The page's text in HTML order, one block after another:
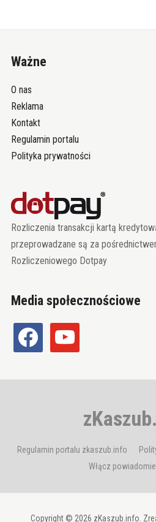
Ważne
O nas
Reklama
Kontakt
Regulamin portalu
Polityka prywatności
Rozliczenia transakcji kartą
przeprowadzane są za
Rozliczeniowego Dotpay
Media społecznościowe
facebook youtube
Regulamin portalu zkaszub.info
Włącz
Copyright © 2026 zKaszub.info.